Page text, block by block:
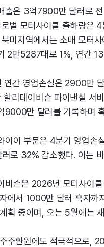
출은 3억7900만 달러로
로벌 모터사이클 출하량은
미지역에서는 소매 모터
2만5287대로 1%, 연간
연간 영업손실은 2900만
할리데이비슨 파이낸셜 서
9000만 달러를 기록하며
이어 부문은 4분기 영업
로 32% 감소했다. 이는
비슨은 2026년 모터사이
에서 1000만 달러 흑자까
획 중이며, 오는 5월에는
주환원에도 적극적으로,